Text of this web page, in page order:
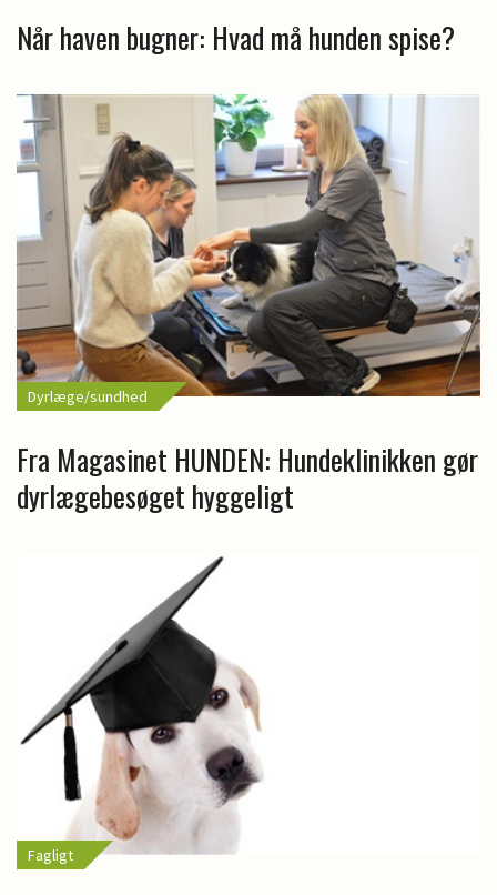
Når haven bugner: Hvad må hunden spise?
Dyrlæge/sundhed
Fra Magasinet HUNDEN: Hundeklinikken gør
dyrlægebesøget hyggeligt
Fagligt